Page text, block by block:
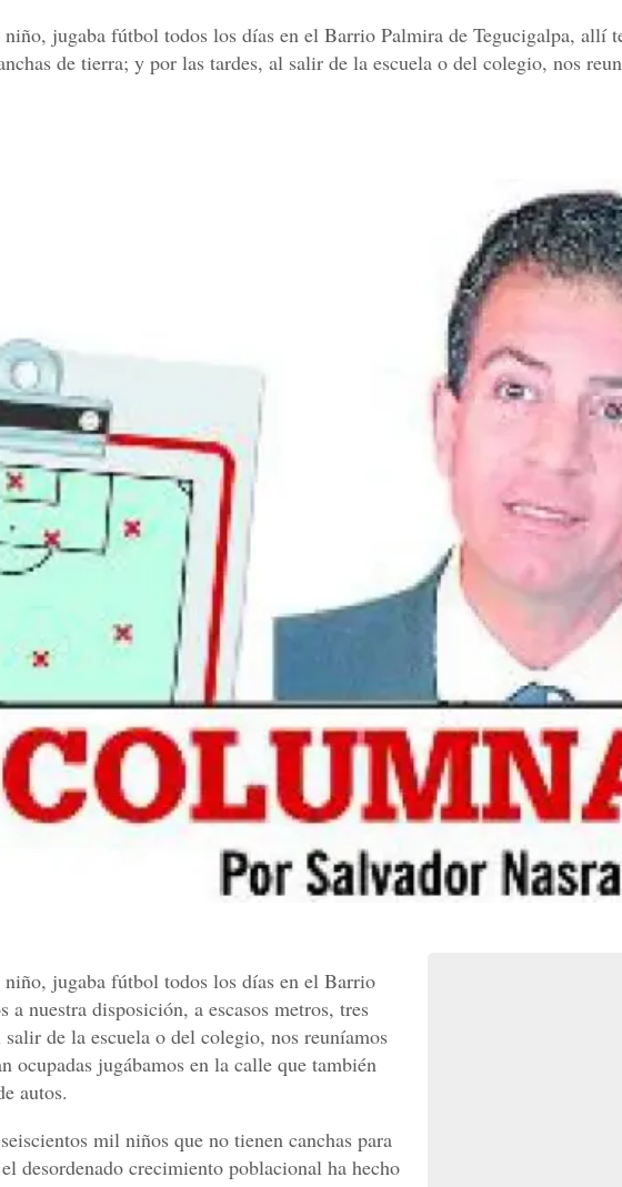
jugaba fútbol todos los días en el Barrio Palmira de Tegucigalpa, allí
de tierra; y por las tardes, al salir de la escuela o del colegio, nos
jugaba fútbol todos los días en el Barrio
nuestra disposición, a escasos metros, tres
de la escuela o del colegio, nos reuníamos
ocupadas jugábamos en la calle que también
autos.
mil niños que no tienen canchas para
desordenado crecimiento poblacional ha hecho